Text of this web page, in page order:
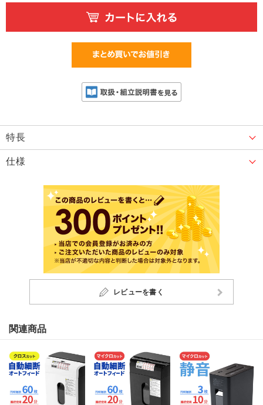
特長
仕様
レビューを書く
関連商品